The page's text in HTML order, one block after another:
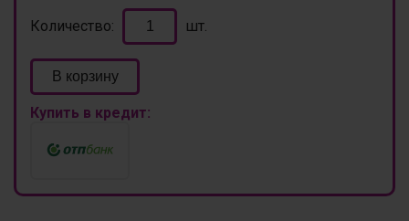
Количество: шт.
В корзину
Купить в кредит: